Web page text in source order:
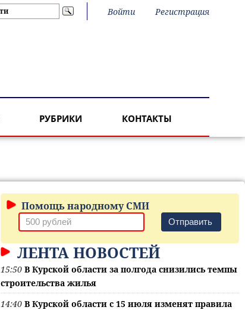
Войти Регистрация
РУБРИКИ КОНТАКТЫ
Помощь народному СМИ
Отправить
ЛЕНТА НОВОСТЕЙ
15:50 В Курской области за полгода снизились темпы
строительства жилья
14:40 В Курской области с 15 июля изменят правила